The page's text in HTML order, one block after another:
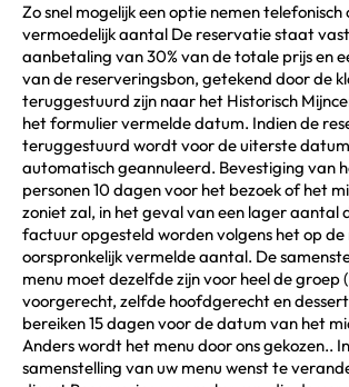
Zo snel mogelijk een optie nemen
vermoedelijk aantal De reservatie staat
aanbetaling van 30% van de totale prijs en
van de reserveringsbon, getekend door de
teruggestuurd zijn naar het Historisch
het formulier vermelde datum. Indien de
teruggestuurd wordt voor de uiterste
automatisch geannuleerd. Bevestiging van
personen 10 dagen voor het bezoek of het
zoniet zal, in het geval van een lager aantal
factuur opgesteld worden volgens het op
oorspronkelijk vermelde aantal. De
menu moet dezelfde zijn voor heel de groep
voorgerecht, zelfde hoofdgerecht en
bereiken 15 dagen voor de datum van het
Anders wordt het menu door ons gekozen..
samenstelling van uw menu wenst te